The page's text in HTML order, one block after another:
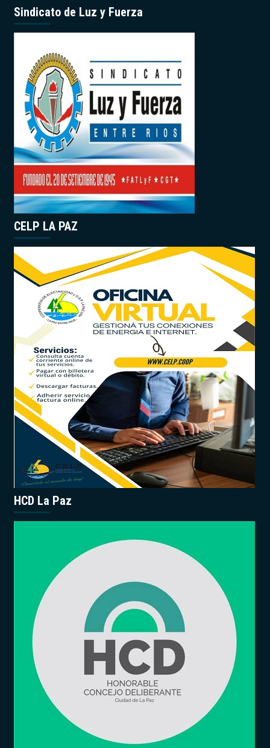
Sindicato de Luz y Fuerza
CELP LA PAZ
HCD La Paz